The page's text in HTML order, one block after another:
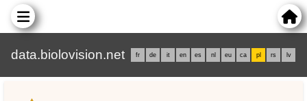
data.biolovision.net fr de it en es nl eu ca pl rs lv